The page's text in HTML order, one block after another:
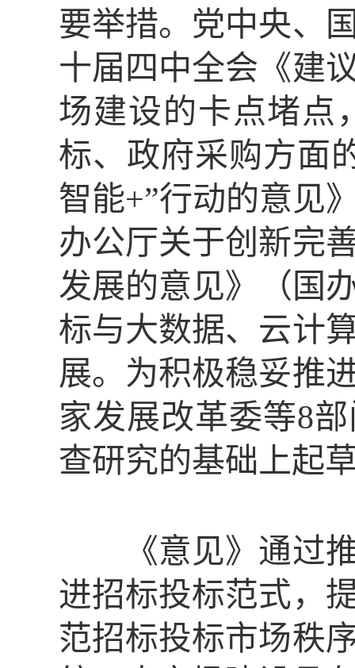
要举措。党中央、
十届四中全会《建
场建设的卡点堵点
标、政府采购方面
智能+”行动的意见
办公厅关于创新完
发展的意见》（国
标与大数据、云计
展。为积极稳妥推
家发展改革委等8
查研究的基础上起
《意见》通过推
进招标投标范式，
范招标投标市场秩